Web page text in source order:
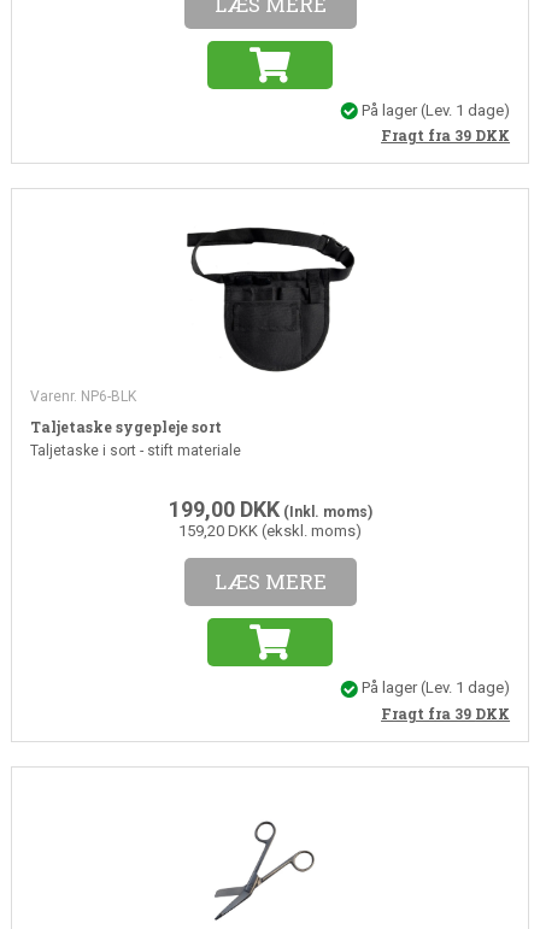
På lager(Lev. 1 dage)
Fragt fra 39 DKK
Varenr. NP6-BLK
Taljetaske sygepleje sort
Taljetaske i sort - stift materiale
199,00 DKK(Inkl. moms)
159,20 DKK (ekskl. moms)
LÆS MERE
På lager(Lev. 1 dage)
Fragt fra 39 DKK